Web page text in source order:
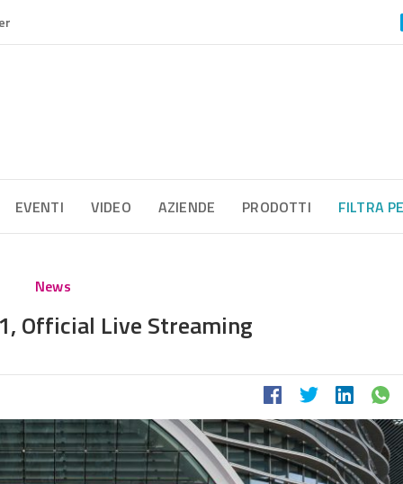
EVENTI VIDEO AZIENDE PRODOTTI FILTRA
News
Official Live Streaming